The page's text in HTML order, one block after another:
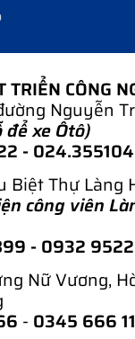
TRIỂN CÔNG
Nguyễn
để xe Ôtô)
-
Biệt Thự Làng
công viên
- 0932
Nữ Vương,
- 0345 666